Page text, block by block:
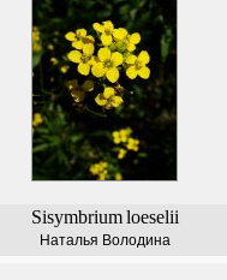
Sisymbrium loeselii
Наталья Володина